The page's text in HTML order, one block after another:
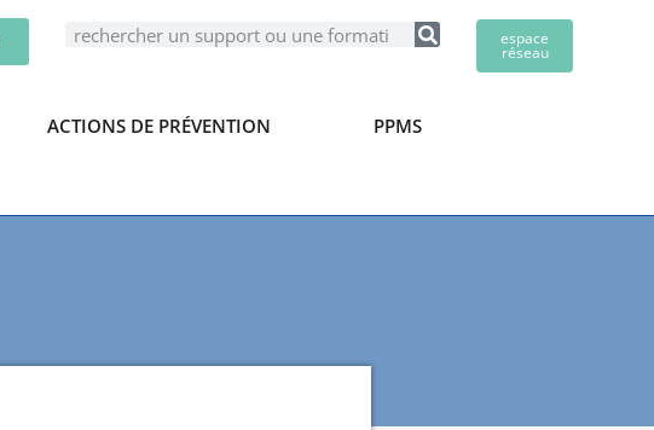
espace
réseau
ACTIONS DE PRÉVENTION PPMS